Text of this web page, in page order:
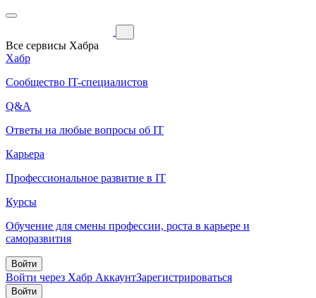
Все сервисы Хабра
Хабр
Сообщество IT-специалистов
Q&A
Ответы на любые вопросы об IT
Карьера
Профессиональное развитие в IT
Курсы
Обучение для смены профессии, роста в карьере и
саморазвития
Войти
Войти через Хабр АккаунтЗарегистрироваться
Войти